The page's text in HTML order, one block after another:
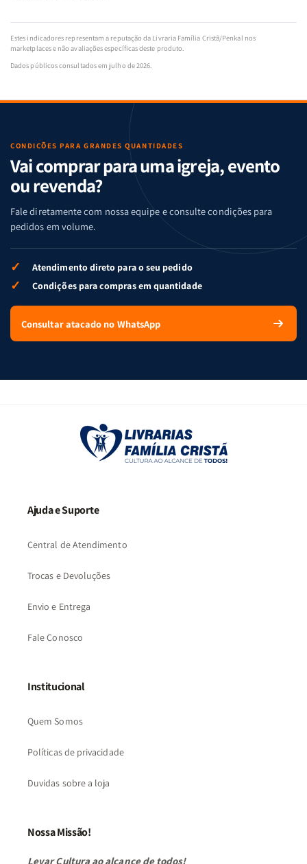
Estes indicadores representam a reputação da Livraria Família Cristã/Penkal nos
marketplaces e não avaliações específicas deste produto.
Dados públicos consultados em julho de 2026.
CONDIÇÕES PARA GRANDES QUANTIDADES
Vai comprar para uma igreja, evento
ou revenda?
Fale diretamente com nossa equipe e consulte condições para
pedidos em volume.
✓ Atendimento direto para o seu pedido
✓ Condições para compras em quantidade
Consultar atacado no WhatsApp
Ajuda e Suporte
Central de Atendimento
Trocas e Devoluções
Envio e Entrega
Fale Conosco
Institucional
Quem Somos
Políticas de privacidade
Duvidas sobre a loja
Nossa Missão!
Levar Cultura ao alcance de todos!